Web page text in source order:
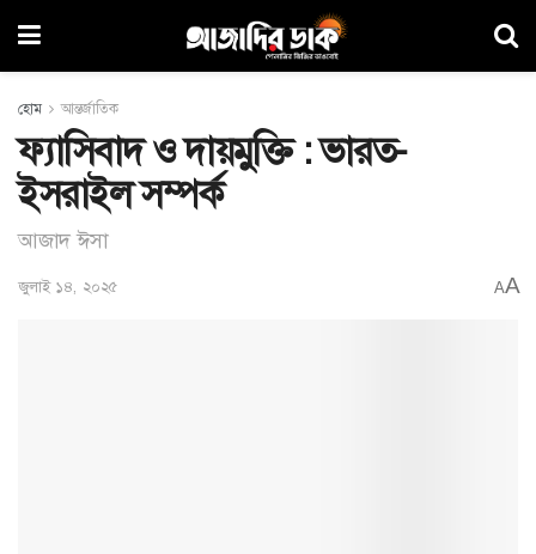
হোম আন্তর্জাতিক
ফ্যাসিবাদ ও দায়মুক্তি : ভারত-
ইসরাইল সম্পর্ক
আজাদ ঈসা
জুলাই ১৪, ২০২৫ AA